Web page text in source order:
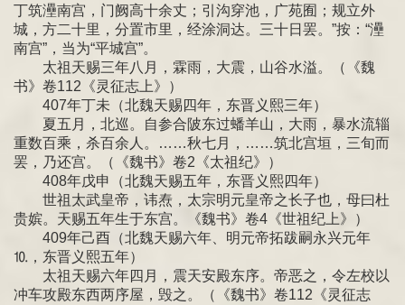
丁筑灅南宫，门阙高十余丈；引沟穿池，广苑囿；规立外
城，方二十里，分置市里，经涂洞达。三十日罢。”按：“灅
南宫”，当为“平城宫”。
太祖天赐三年八月，霖雨，大震，山谷水溢。（《魏
书》卷112《灵征志上》）
407年丁未（北魏天赐四年，东晋义熙三年）
夏五月，北巡。自参合陂东过蟠羊山，大雨，暴水流辎
重数百乘，杀百余人。……秋七月，……筑北宫垣，三旬而
罢，乃还宫。（《魏书》卷2《太祖纪》）
408年戊申（北魏天赐五年，东晋义熙四年）
世祖太武皇帝，讳焘，太宗明元皇帝之长子也，母曰杜
贵嫔。天赐五年生于东宫。《魏书》卷4《世祖纪上》）
409年己酉（北魏天赐六年、明元帝拓跋嗣永兴元年
⒑，东晋义熙五年）
太祖天赐六年四月，震天安殿东序。帝恶之，令左校以
冲车攻殿东西两序屋，毁之。（《魏书》卷112《灵征志